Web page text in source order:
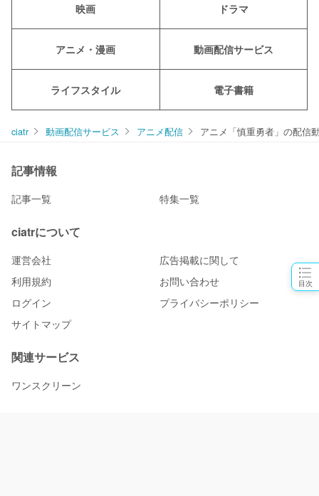
目次
映画 ドラマ
アニメ・漫画 動画配信サービス
ライフスタイル 電子書籍
ciatr 動画配信サービス アニメ配信 アニメ「慎重勇者」の配信
記事情報
記事一覧 特集一覧
ciatrについて
運営会社
広告掲載に関して
利用規約
お問い合わせ
ログイン
プライバシーポリシー
サイトマップ
関連サービス
ワンスクリーン